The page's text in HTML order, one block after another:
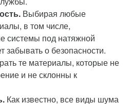
Выбирая любые
в том числе,
системы под натяжной
забывать о безопасности.
те материалы, которые не
и не склонны к
Как известно, все виды шума